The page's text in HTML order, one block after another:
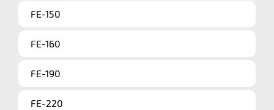
FE-150
FE-160
FE-190
FE-220